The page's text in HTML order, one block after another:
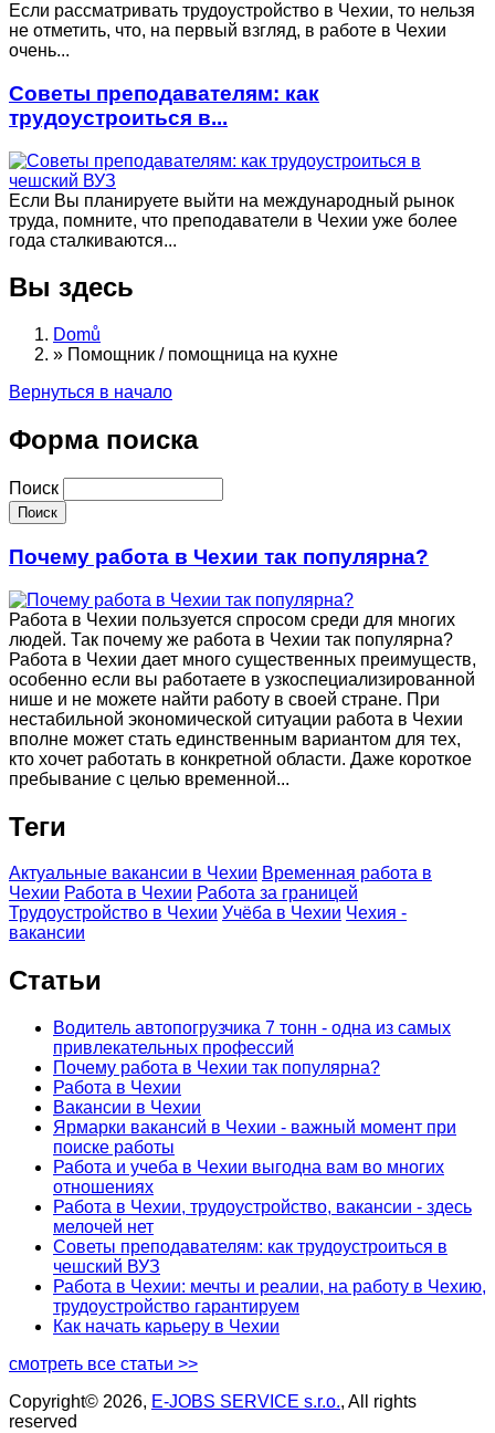
Если рассматривать трудоустройство в Чехии, то нельзя
не отметить, что, на первый взгляд, в работе в Чехии
очень...
Советы преподавателям: как
трудоустроиться в...
Если Вы планируете выйти на международный рынок
труда, помните, что преподаватели в Чехии уже более
года сталкиваются...
Вы здесь
Domů
» Помощник / помощница на кухне
Вернуться в начало
Форма поиска
Поиск
Почему работа в Чехии так популярна?
Работа в Чехии пользуется спросом среди для многих
людей. Так почему же работа в Чехии так популярна?
Работа в Чехии дает много существенных преимуществ,
особенно если вы работаете в узкоспециализированной
нише и не можете найти работу в своей стране. При
нестабильной экономической ситуации работа в Чехии
вполне может стать единственным вариантом для тех,
кто хочет работать в конкретной области. Даже короткое
пребывание с целью временной...
Теги
Актуальные вакансии в Чехии Временная работа в
Чехии Работа в Чехии Работа за границей
Трудоустройство в Чехии Учёба в Чехии Чехия -
вакансии
Статьи
Водитель автопогрузчика 7 тонн - одна из самых
привлекательных профессий
Почему работа в Чехии так популярна?
Работа в Чехии
Вакансии в Чехии
Ярмарки вакансий в Чехии - важный момент при
поиске работы
Работа и учеба в Чехии выгодна вам во многих
отношениях
Работа в Чехии, трудоустройство, вакансии - здесь
мелочей нет
Советы преподавателям: как трудоустроиться в
чешский ВУЗ
Работа в Чехии: мечты и реалии, на работу в Чехию,
трудоустройство гарантируем
Как начать карьеру в Чехии
смотреть все статьи >>
Copyright© 2026, E-JOBS SERVICE s.r.o., All rights
reserved